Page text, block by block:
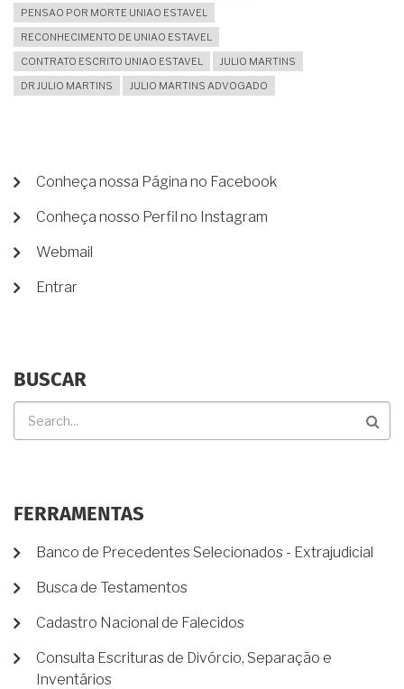
PENSAO POR MORTE UNIAO ESTAVEL
RECONHECIMENTO DE UNIAO ESTAVEL
CONTRATO ESCRITO UNIAO ESTAVEL
JULIO MARTINS
DR JULIO MARTINS
JULIO MARTINS ADVOGADO
MENU
CONTA
DE
Conheça nossa Página no Facebook
Conheça nosso Perfil no Instagram
Webmail
Entrar
BUSCAR
FERRAMENTAS
Banco de Precedentes Selecionados - Extrajudicial
Busca de Testamentos
Cadastro Nacional de Falecidos
Consulta Escrituras de Divórcio, Separação e
Inventários